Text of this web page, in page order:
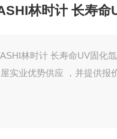
林时计 长寿命
林时计 长寿命UV固化
实业优势供应 ，并提供报